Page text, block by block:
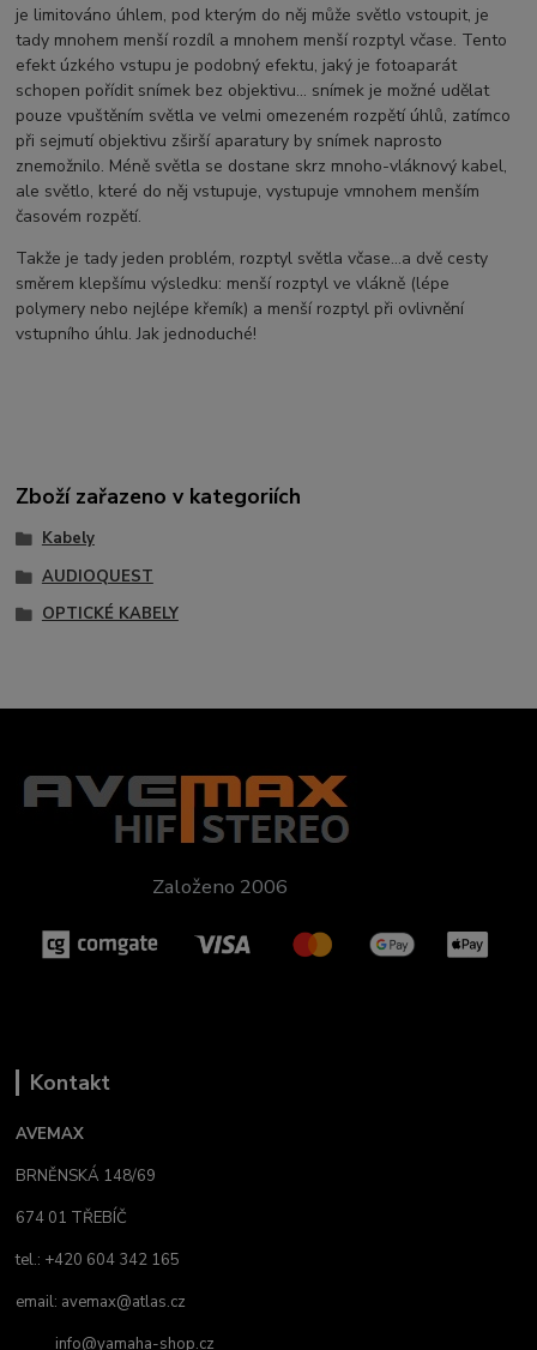
je limitováno úhlem, pod kterým do něj může světlo vstoupit, je
tady mnohem menší rozdíl a mnohem menší rozptyl včase. Tento
efekt úzkého vstupu je podobný efektu, jaký je fotoaparát
schopen pořídit snímek bez objektivu… snímek je možné udělat
pouze vpuštěním světla ve velmi omezeném rozpětí úhlů, zatímco
při sejmutí objektivu zširší aparatury by snímek naprosto
znemožnilo. Méně světla se dostane skrz mnoho-vláknový kabel,
ale světlo, které do něj vstupuje, vystupuje vmnohem menším
časovém rozpětí.
Takže je tady jeden problém, rozptyl světla včase…a dvě cesty
směrem klepšímu výsledku: menší rozptyl ve vlákně (lépe
polymery nebo nejlépe křemík) a menší rozptyl při ovlivnění
vstupního úhlu. Jak jednoduché!
Zboží zařazeno v kategoriích
Kabely
AUDIOQUEST
OPTICKÉ KABELY
Založeno 2006
Kontakt
AVEMAX
BRNĚNSKÁ 148/69
674 01 TŘEBÍČ
tel.: +420 604 342 165
email: avemax@atlas.cz
info@yamaha-shop.cz